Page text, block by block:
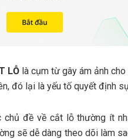
LỖ là cụm từ gây ám ảnh
đó lại là yếu tố quyết định
chủ đề về cắt lỗ thường ít
sẽ dễ dàng theo dõi làm